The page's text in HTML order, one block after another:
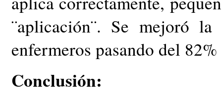
¨aplicación¨. Se mejoró
enfermeros pasando del
Conclusión: